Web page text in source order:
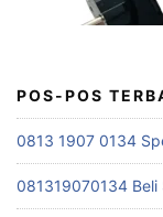
POS-POS
0813 1907 0134
081319070134 Beli